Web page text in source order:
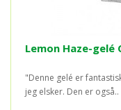
Lemon Haze-gelé
"Denne gelé er
jeg elsker. Den er også..